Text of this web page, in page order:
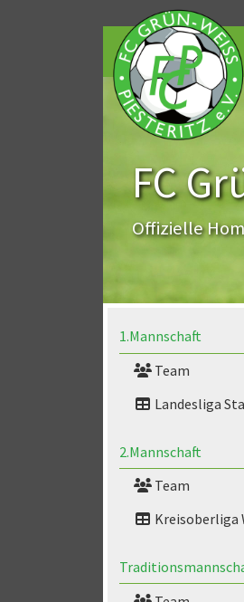
FC
Offizielle
1.Mannschaft
Team
Landesliga
2.Mannschaft
Team
Kreisoberliga